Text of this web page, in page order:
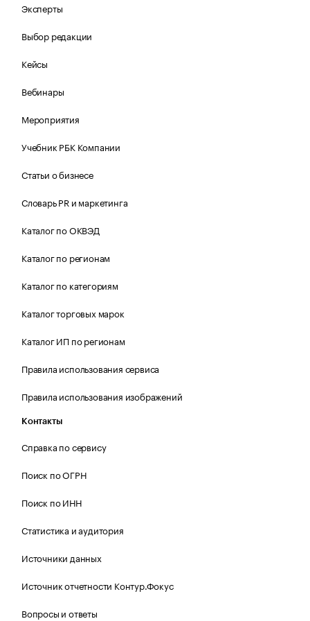
Эксперты
Выбор редакции
Кейсы
Вебинары
Мероприятия
Учебник РБК Компании
Статьи о бизнесе
Словарь PR и маркетинга
Каталог по ОКВЭД
Каталог по регионам
Каталог по категориям
Каталог торговых марок
Каталог ИП по регионам
Правила использования сервиса
Правила использования изображений
Контакты
Справка по сервису
Поиск по ОГРН
Поиск по ИНН
Статистика и аудитория
Источники данных
Источник отчетности Контур.Фокус
Вопросы и ответы